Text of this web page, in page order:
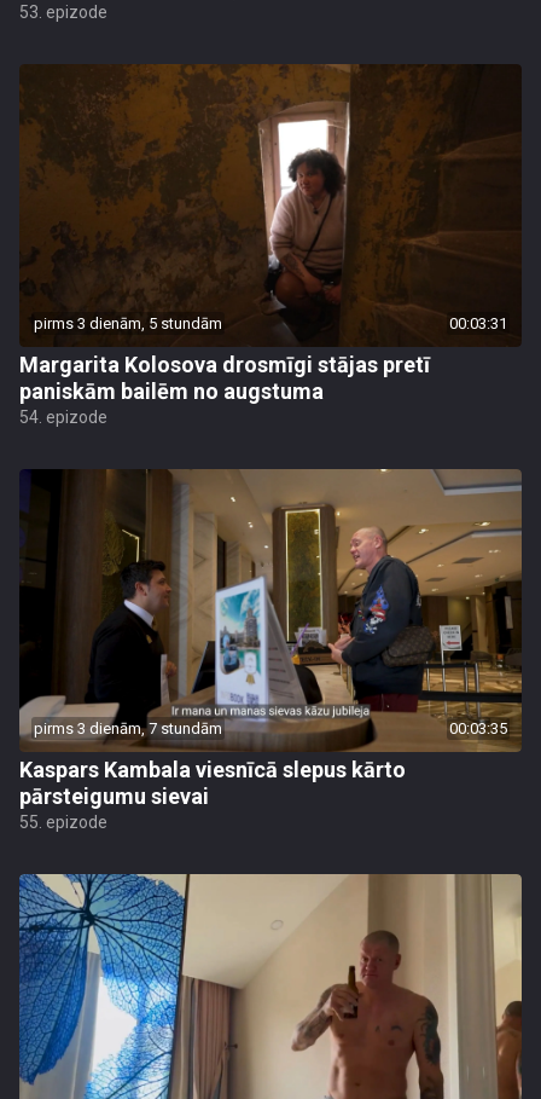
53. epizode
pirms 3 dienām, 5 stundām 00:03:31
Margarita Kolosova drosmīgi stājas pretī
paniskām bailēm no augstuma
54. epizode
pirms 3 dienām, 7 stundām 00:03:35
Kaspars Kambala viesnīcā slepus kārto
pārsteigumu sievai
55. epizode